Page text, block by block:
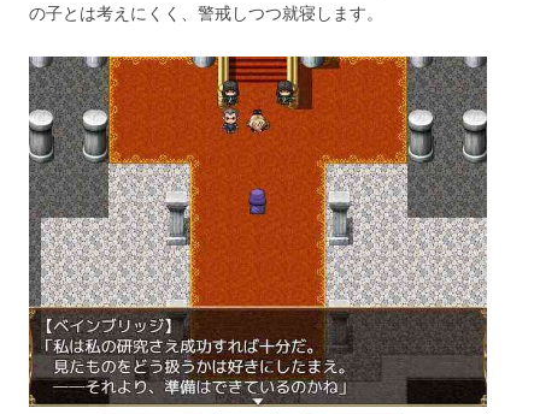
の子とは考えにくく、警戒しつつ就寝します。